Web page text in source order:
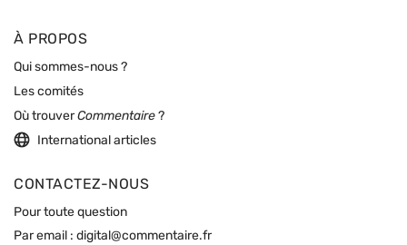
À PROPOS
Qui sommes-nous ?
Les comités
Où trouverCommentaire ?
International articles
CONTACTEZ-NOUS
Pour toute question
Par email : digital@commentaire.fr